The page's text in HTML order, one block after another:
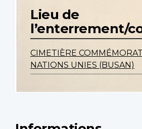
Lieu de
l’enterrement/
CIMETIÈRE
NATIONS UNIES (BUSAN)